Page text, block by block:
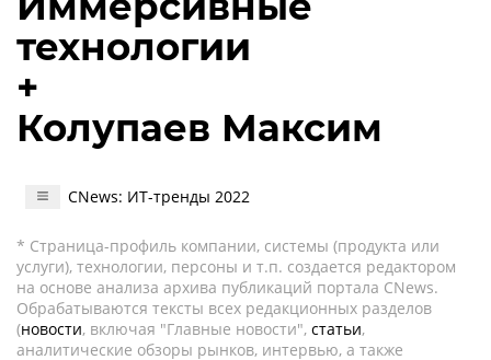
технологии
+
Колупаев Максим
CNews: ИТ-тренды 2022
* Страница-профиль компании, системы (продукта или
услуги), технологии, персоны и т.п. создается редактором
на основе анализа архива публикаций портала CNews.
Обрабатываются тексты всех редакционных разделов
(новости, включая "Главные новости", статьи,
аналитические обзоры рынков, интервью, а также